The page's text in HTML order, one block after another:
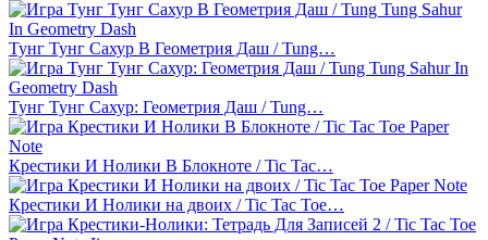
Тунг Тунг Сахур В Геометрия Даш / Tung…
Тунг Тунг Сахур: Геометрия Даш / Tung…
Крестики И Нолики В Блокноте / Tic Tac…
Крестики И Нолики на двоих / Tic Tac Toe…